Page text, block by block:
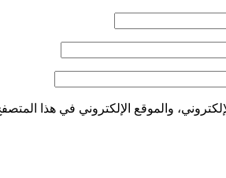
والموقع الإلكتروني في هذا